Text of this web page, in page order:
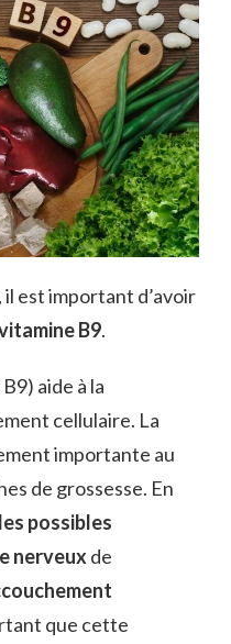
est important d’avoir
B9.
aide à la
cellulaire. La
importante au
de grossesse. En
possibles
nerveux de
que cette